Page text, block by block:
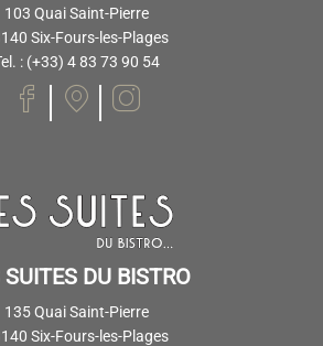
103 Quai Saint-Pierre
Six-Fours-les-Plages
: (+33) 4 83 73 90 54
SUITES DU BISTRO
135 Quai Saint-Pierre
Six-Fours-les-Plages